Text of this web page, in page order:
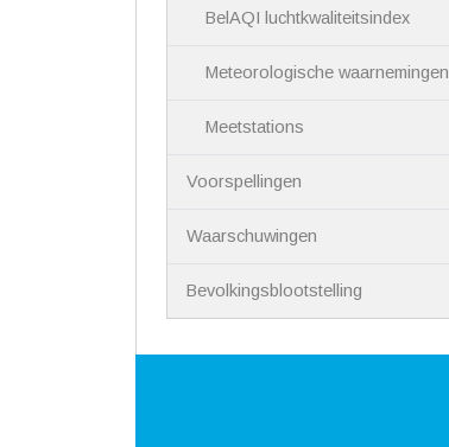
BelAQI luchtkwaliteitsindex
Meteorologische waarnemingen
Meetstations
Voorspellingen
Waarschuwingen
Bevolkingsblootstelling